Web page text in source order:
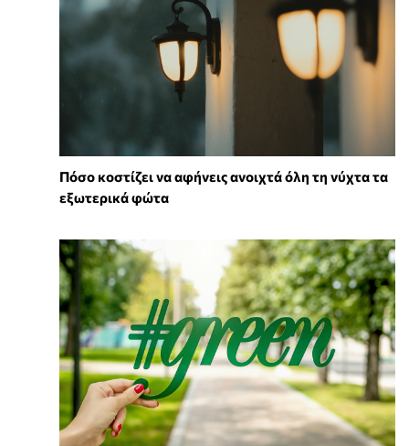
Πόσο κοστίζει να αφήνεις ανοιχτά όλη τη νύχτα τα
εξωτερικά φώτα